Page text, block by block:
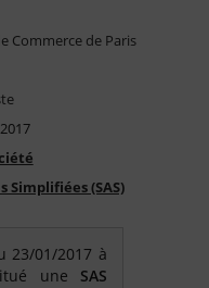
Commerce de Paris
Simplifiées (SAS)
23/01/2017 à
une SAS